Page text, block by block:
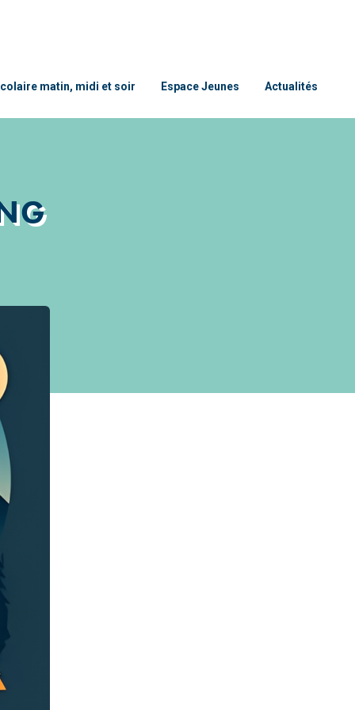
matin, midi et soir Espace Jeunes Actualités